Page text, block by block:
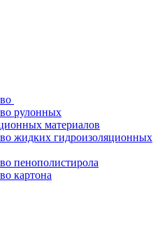
рулонных
материалов
жидких гидроизоляционных
пенополистирола
картона